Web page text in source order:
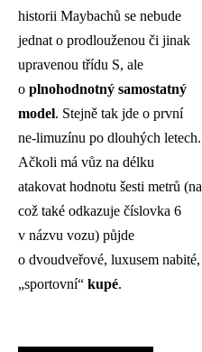
historii Maybachů se nebude
jednat o prodlouženou či jinak
upravenou třídu S, ale
o plnohodnotný samostatný
model. Stejně tak jde o první
ne-limuzínu po dlouhých letech.
Ačkoli má vůz na délku
atakovat hodnotu šesti metrů (na
což také odkazuje číslovka 6
v názvu vozu) půjde
o dvoudveřové, luxusem nabité,
„sportovní“ kupé.